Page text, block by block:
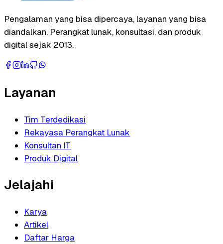
Pengalaman yang bisa dipercaya, layanan yang bisa
diandalkan. Perangkat lunak, konsultasi, dan produk
digital sejak 2013.
Layanan
Tim Terdedikasi
Rekayasa Perangkat Lunak
Konsultan IT
Produk Digital
Jelajahi
Karya
Artikel
Daftar Harga